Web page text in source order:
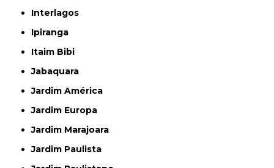
Interlagos
Ipiranga
Itaim Bibi
Jabaquara
Jardim América
Jardim Europa
Jardim Marajoara
Jardim Paulista